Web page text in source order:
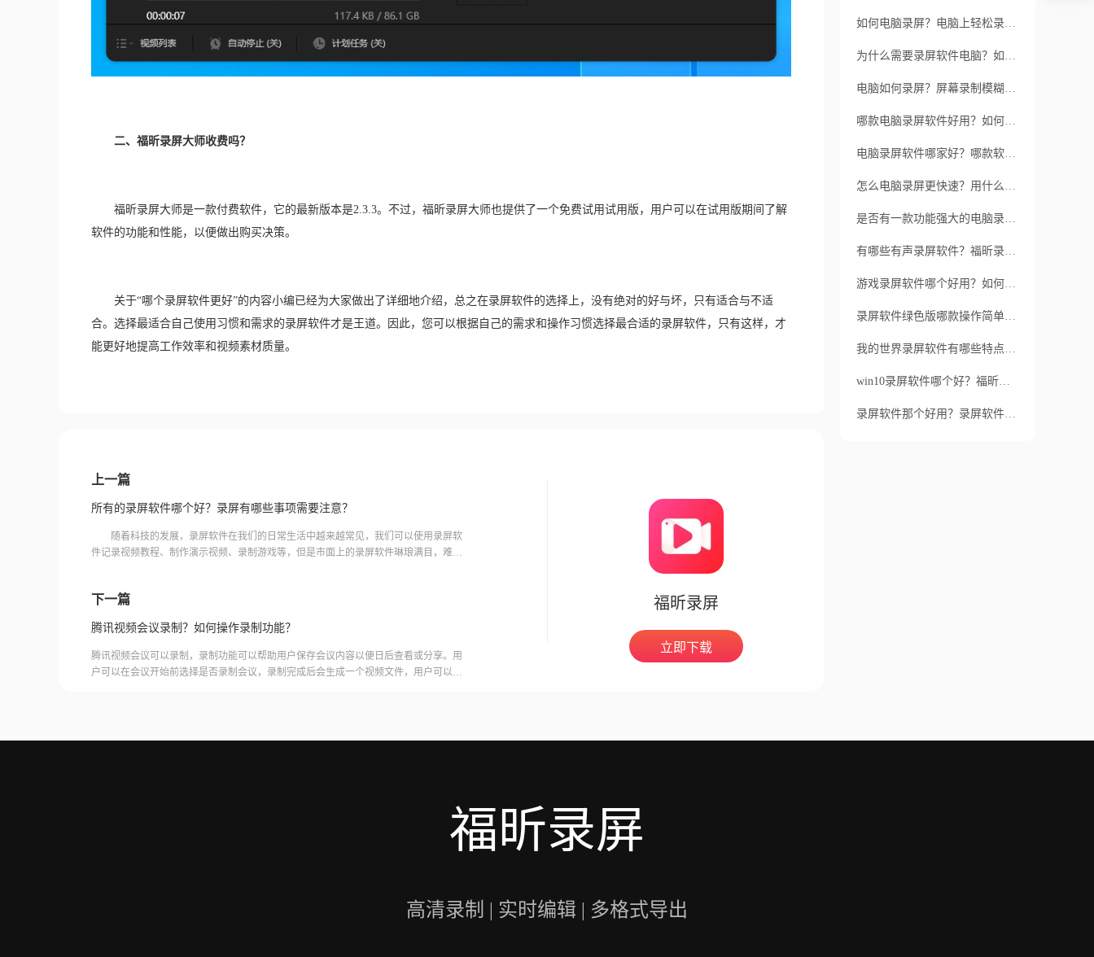
二、福昕录屏大师收费吗？
福昕录屏大师是一款付费软件，它的最新版本是2.3.3。不过，福昕录屏大师也提供了一个免费试用试用版，用户可以在试用版期间了解
软件的功能和性能，以便做出购买决策。
关于“哪个录屏软件更好”的内容小编已经为大家做出了详细地介绍，总之在录屏软件的选择上，没有绝对的好与坏，只有适合与不适
合。选择最适合自己使用习惯和需求的录屏软件才是王道。因此，您可以根据自己的需求和操作习惯选择最合适的录屏软件，只有这样，才
能更好地提高工作效率和视频素材质量。
上一篇
所有的录屏软件哪个好？录屏有哪些事项需要注意？
随着科技的发展，录屏软件在我们的日常生活中越来越常见，我们可以使用录屏软
件记录视频教程、制作演示视频、录制游戏等，但是市面上的录屏软件琳琅满目，难以
下一篇
腾讯视频会议录制？如何操作录制功能？
腾讯视频会议可以录制，录制功能可以帮助用户保存会议内容以便日后查看或分享。用
户可以在会议开始前选择是否录制会议，录制完成后会生成一个视频文件，用户可以在
福昕录屏
立即下载
如何电脑录屏？电脑上轻松录制视频哪款软件好？
为什么需要录屏软件电脑？如何使用福昕录屏大师来录屏？
电脑如何录屏？屏幕录制模糊什么原因？
哪款电脑录屏软件好用？如何录制高质量视频？
电脑录屏软件哪家好？哪款软件稳定？
怎么电脑录屏更快速？用什么软件好？
是否有一款功能强大的电脑录屏免费的软件？如何使用福昕录屏大师来快速记录电脑屏幕？
有哪些有声录屏软件？福昕录屏大师在哪些场景下能够发挥其优势呢？
游戏录屏软件哪个好用？如何设置游戏录制画质？
录屏软件绿色版哪款操作简单？电脑录屏如何快速完成？
我的世界录屏软件有哪些特点和优势？福昕录屏大师是否适用于我的世界录屏？
win10录屏软件哪个好？福昕录屏大师可以导出哪些视频格式？
录屏软件那个好用？录屏软件的应用场景有哪些？
福昕录屏
高清录制 | 实时编辑 | 多格式导出